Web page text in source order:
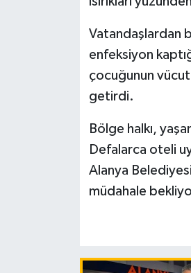
Vatandaşlardan
enfeksiyon
çocuğunun
getirdi.
Bölge halkı,
Defalarca oteli
Alanya
müdahale